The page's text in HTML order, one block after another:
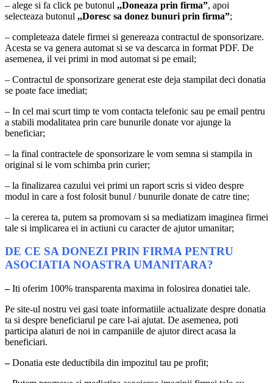
– alege si fa click pe butonul ,,Doneaza prin firma”, apoi
selecteaza butonul ,,Doresc sa donez bunuri prin firma”;
– completeaza datele firmei si genereaza contractul de sponsorizare.
Acesta se va genera automat si se va descarca in format PDF. De
asemenea, il vei primi in mod automat si pe email;
– Contractul de sponsorizare generat este deja stampilat deci donatia
se poate face imediat;
– In cel mai scurt timp te vom contacta telefonic sau pe email pentru
a stabili modalitatea prin care bunurile donate vor ajunge la
beneficiar;
– la final contractele de sponsorizare le vom semna si stampila in
original si le vom schimba prin curier;
– la finalizarea cazului vei primi un raport scris si video despre
modul in care a fost folosit bunul / bunurile donate de catre tine;
– la cererea ta, putem sa promovam si sa mediatizam imaginea firmei
tale si implicarea ei in actiuni cu caracter de ajutor umanitar;
DE CE SA DONEZI PRIN FIRMA PENTRU
ASOCIATIA NOASTRA UMANITARA?
–Iti oferim 100% transparenta maxima in folosirea donatiei tale.
Pe site-ul nostru vei gasi toate informatiile actualizate despre donatia
ta si despre beneficiarul pe care l-ai ajutat. De asemenea, poti
participa alaturi de noi in campaniile de ajutor direct acasa la
beneficiari.
–Donatia este deductibila din impozitul tau pe profit;